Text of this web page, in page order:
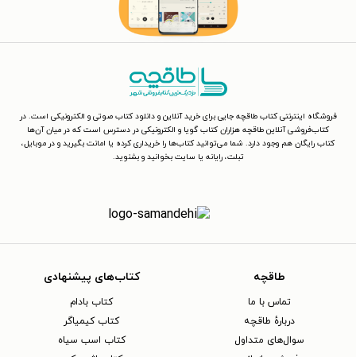
فروشگاه اینترنتی کتاب طاقچه جایی برای خرید آنلاین و دانلود کتاب صوتی و الکترونیکی است. در
کتاب‌فروشی آنلاین طاقچه هزاران کتاب گویا و الکترونیکی در دسترس است که در میان آن‌ها
کتاب رایگان هم وجود دارد. شما می‌توانید کتاب‌ها را خریداری کرده یا امانت بگیرید و در موبایل،
تبلت، رایانه یا سایت بخوانید و بشنوید.
طاقچه
تماس با ما
دربارهٔ طاقچه
سوال‌های متداول
کتاب‌های پیشنهادی
کتاب بادام
کتاب کیمیاگر
کتاب اسب سیاه